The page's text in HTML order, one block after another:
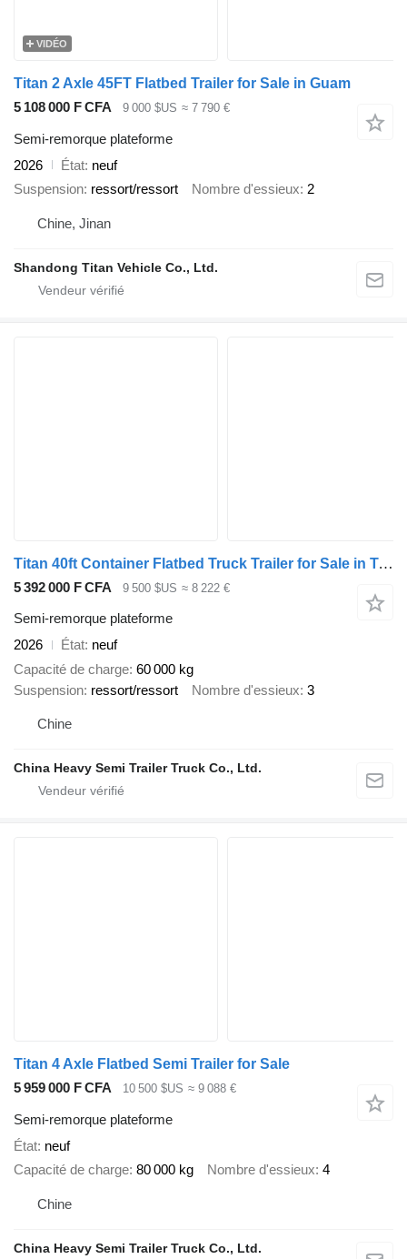
VIDÉO
Titan 2 Axle 45FT Flatbed Trailer for Sale in Guam
5 108 000 F CFA
9 000 $US ≈ 7 790 €
Semi-remorque plateforme
2026
État neuf
Suspension ressort/ressort Nombre d'essieux 2
Chine, Jinan
Shandong Titan Vehicle Co., Ltd.
Titan 40ft Container Flatbed Truck Trailer for Sale in Tanzania
5 392 000 F CFA 9 500 $US ≈ 8 222 €
Semi-remorque plateforme
2026
État neuf
Capacité de charge 60 000 kg
Suspension ressort/ressort Nombre d'essieux 3
Chine
China Heavy Semi Trailer Truck Co., Ltd.
Titan 4 Axle Flatbed Semi Trailer for Sale
5 959 000 F CFA
10 500 $US ≈ 9 088 €
Semi-remorque plateforme
État neuf
Capacité de charge 80 000 kg Nombre d'essieux 4
Chine
China Heavy Semi Trailer Truck Co., Ltd.